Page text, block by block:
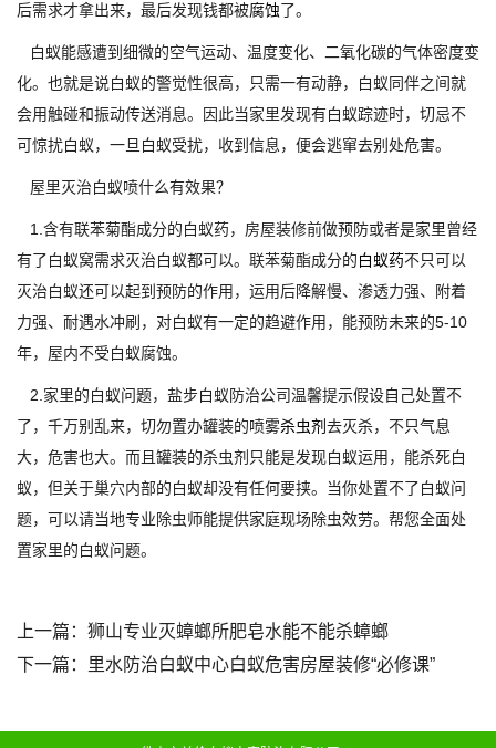
后需求才拿出来，最后发现钱都被腐蚀了。
白蚁能感遭到细微的空气运动、温度变化、二氧化碳的气体密度变
化。也就是说白蚁的警觉性很高，只需一有动静，白蚁同伴之间就
会用触碰和振动传送消息。因此当家里发现有白蚁踪迹时，切忌不
可惊扰白蚁，一旦白蚁受扰，收到信息，便会逃窜去别处危害。
屋里灭治白蚁喷什么有效果？
1.含有联苯菊酯成分的白蚁药，房屋装修前做预防或者是家里曾经
有了白蚁窝需求灭治白蚁都可以。联苯菊酯成分的白蚁药不只可以
灭治白蚁还可以起到预防的作用，运用后降解慢、渗透力强、附着
力强、耐遇水冲刷，对白蚁有一定的趋避作用，能预防未来的5-10
年，屋内不受白蚁腐蚀。
2.家里的白蚁问题，盐步白蚁防治公司温馨提示假设自己处置不
了，千万别乱来，切勿置办罐装的喷雾杀虫剂去灭杀，不只气息
大，危害也大。而且罐装的杀虫剂只能是发现白蚁运用，能杀死白
蚁，但关于巢穴内部的白蚁却没有任何要挟。当你处置不了白蚁问
题，可以请当地专业除虫师能提供家庭现场除虫效劳。帮您全面处
置家里的白蚁问题。
上一篇： 狮山专业灭蟑螂所肥皂水能不能杀蟑螂
下一篇：
里水防治白蚁中心白蚁危害房屋装修“必修课”